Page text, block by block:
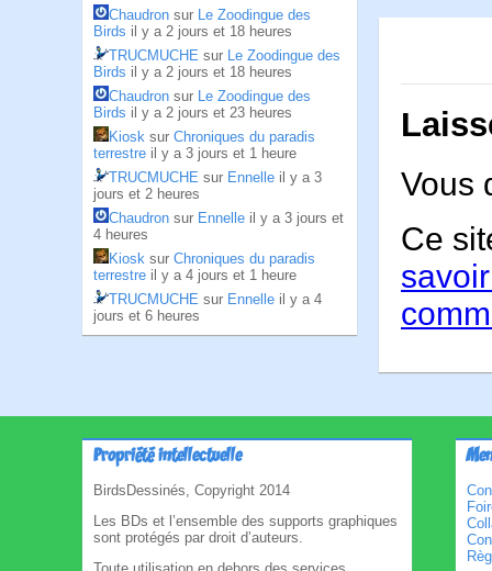
Chaudron sur Le Zoodingue des
Birds il y a 2 jours et 18 heures
TRUCMUCHE sur Le Zoodingue des
Birds il y a 2 jours et 18 heures
Chaudron sur Le Zoodingue des
Birds il y a 2 jours et 23 heures
Kiosk sur Chroniques du paradis
terrestre il y a 3 jours et 1 heure
TRUCMUCHE sur Ennelle il y a 3
jours et 2 heures
Chaudron sur Ennelle il y a 3 jours et
4 heures
Kiosk sur Chroniques du paradis
terrestre il y a 4 jours et 1 heure
TRUCMUCHE sur Ennelle il y a 4
jours et 6 heures
Vous
Ce
Propriété intellectuelle
BirdsDessinés, Copyright 2014
Les BDs et l’ensemble des supports graphiques
sont protégés par droit d’auteurs.